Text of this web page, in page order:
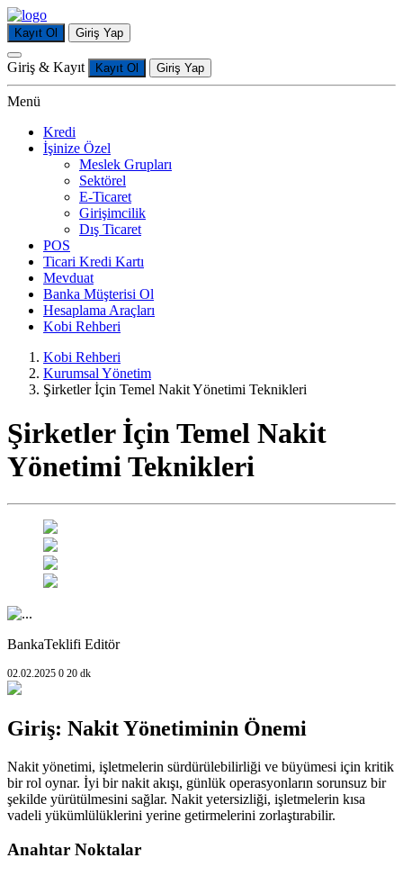
Kayıt Ol Giriş Yap
Giriş & Kayıt Kayıt Ol Giriş Yap
Menü
Kredi
İşinize Özel
Meslek Grupları
Sektörel
E-Ticaret
Girişimcilik
Dış Ticaret
POS
Ticari Kredi Kartı
Mevduat
Banka Müşterisi Ol
Hesaplama Araçları
Kobi Rehberi
Kobi Rehberi
Kurumsal Yönetim
Şirketler İçin Temel Nakit Yönetimi Teknikleri
Şirketler İçin Temel Nakit
Yönetimi Teknikleri
BankaTeklifi Editör
02.02.2025 0 20 dk
Giriş: Nakit Yönetiminin Önemi
Nakit yönetimi, işletmelerin sürdürülebilirliği ve büyümesi için kritik
bir rol oynar. İyi bir nakit akışı, günlük operasyonların sorunsuz bir
şekilde yürütülmesini sağlar. Nakit yetersizliği, işletmelerin kısa
vadeli yükümlülüklerini yerine getirmelerini zorlaştırabilir.
Anahtar Noktalar